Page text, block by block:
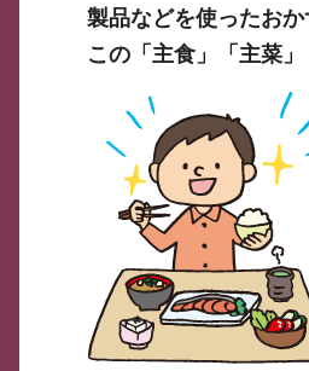
製品などを使ったお
この「主食」「主菜